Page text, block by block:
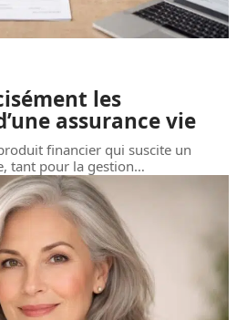
les
assurance vie
financier qui suscite un
tant pour la gestion…